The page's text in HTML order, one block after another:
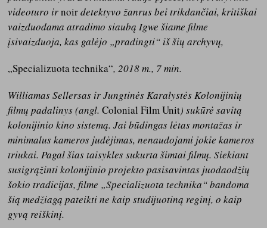
videoturo irnoirdetektyvo žanrus bei trikdančiai, kritiškai
vaizduodama atradimo siaubą Igwe šiame filme
įsivaizduoja, kas galėjo „pradingti“ iš šių archyvų,
„Specializuota technika“, 2018 m., 7 min.
Williamas Sellersas ir Jungtinės Karalystės Kolonijinių
filmų padalinys (angl.Colonial Film Unit) sukūrė savitą
kolonijinio kino sistemą. Jai būdingas lėtas montažas ir
minimalus kameros judėjimas, nenaudojami jokie kameros
triukai. Pagal šias taisykles sukurta šimtai filmų. Siekiant
susigrąžinti kolonijinio projekto pasisavintas juodaodžių
šokio tradicijas, filme „Specializuota technika“ bandoma
šią medžiagą pateikti ne kaip studijuotiną reginį, o kaip
gyvą reiškinį.